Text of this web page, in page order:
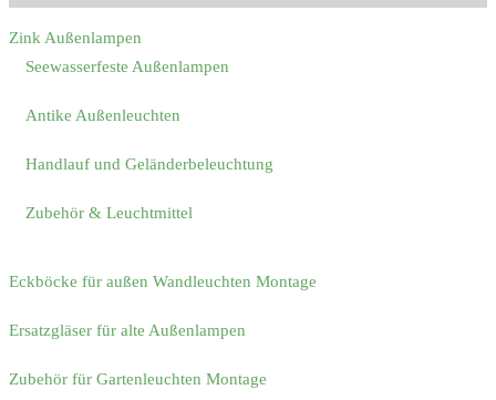
Zink Außenlampen
Seewasserfeste Außenlampen
Antike Außenleuchten
Handlauf und Geländerbeleuchtung
Zubehör & Leuchtmittel
Eckböcke für außen Wandleuchten Montage
Ersatzgläser für alte Außenlampen
Zubehör für Gartenleuchten Montage